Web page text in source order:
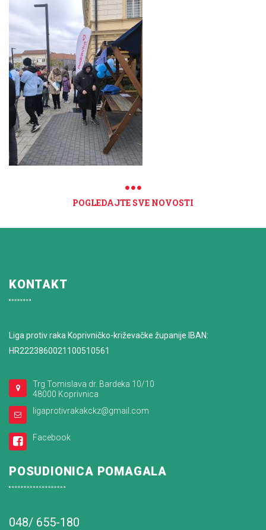
POGLEDAJTE SVE NOVOSTI
KONTAKT
Liga protiv raka Koprivničko-križevačke županije IBAN:
HR2223860021100510561
Trg Tomislava dr. Bardeka 10/10
48000 Koprivnica
ligaprotivrakakckz@gmail.com
Facebook
POSUDIONICA POMAGALA
048/ 655-180